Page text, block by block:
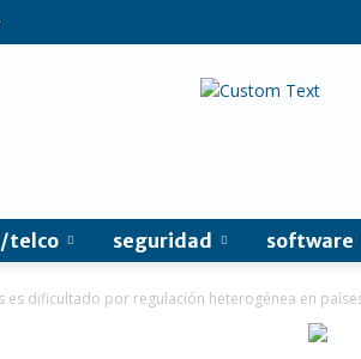
telco seguridad software
dificultado por regulación heterogénea en